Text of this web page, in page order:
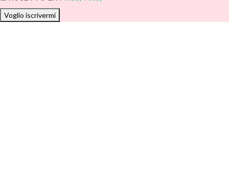
Voglio iscrivermi